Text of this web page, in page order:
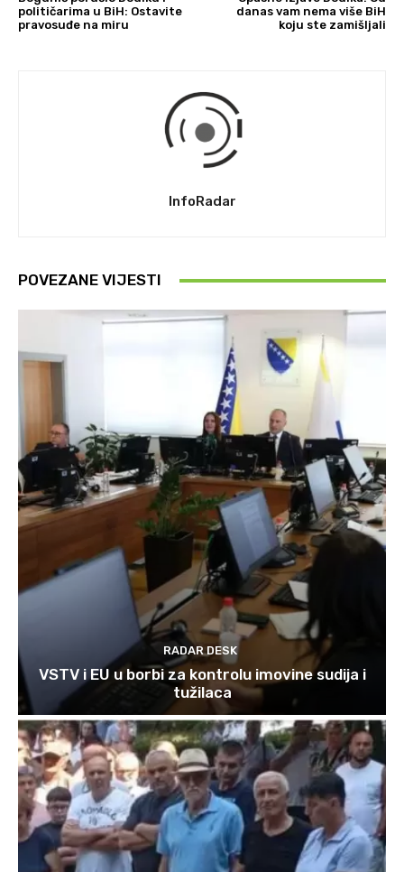
političarima u BiH: Ostavite
pravosuđe na miru
danas vam nema više BiH
koju ste zamišljali
InfoRadar
POVEZANE VIJESTI
RADAR DESK
VSTV i EU u borbi za kontrolu imovine sudija i
tužilaca